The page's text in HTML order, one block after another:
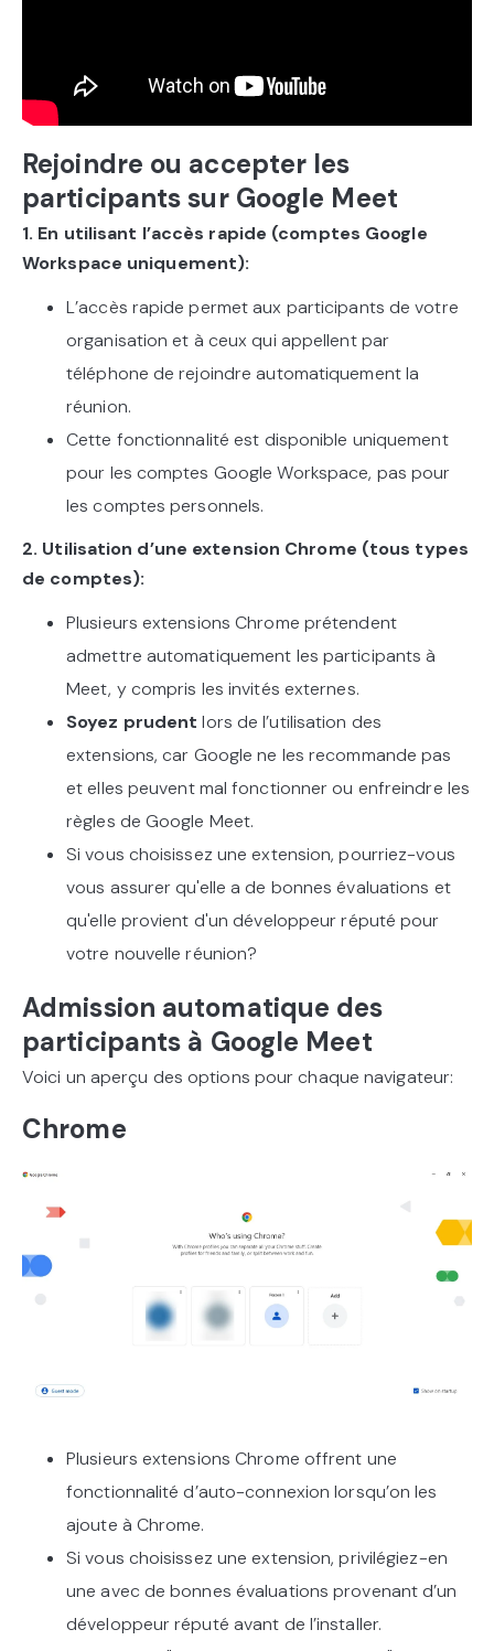
Rejoindre ou accepter les
participants sur Google Meet
1. En utilisant l’accès rapide (comptes Google
Workspace uniquement):
L’accès rapide permet aux participants de votre
organisation et à ceux qui appellent par
téléphone de rejoindre automatiquement la
réunion.
Cette fonctionnalité est disponible uniquement
pour les comptes Google Workspace, pas pour
les comptes personnels.
2. Utilisation d’une extension Chrome (tous types
de comptes):
Plusieurs extensions Chrome prétendent
admettre automatiquement les participants à
Meet, y compris les invités externes.
Soyez prudentlors de l’utilisation des
extensions, car Google ne les recommande pas
et elles peuvent mal fonctionner ou enfreindre les
règles de Google Meet.
Si vous choisissez une extension, pourriez-vous
vous assurer qu'elle a de bonnes évaluations et
qu'elle provient d'un développeur réputé pour
votre nouvelle réunion?
Admission automatique des
participants à Google Meet
Voici un aperçu des options pour chaque navigateur:
Chrome
Plusieurs extensions Chrome offrent une
fonctionnalité d’auto-connexion lorsqu’on les
ajoute à Chrome.
Si vous choisissez une extension, privilégiez-en
une avec de bonnes évaluations provenant d’un
développeur réputé avant de l’installer.